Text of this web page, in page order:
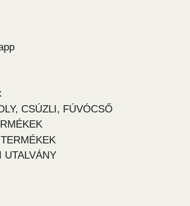
CSÚZLI, FÚVÓCSŐ
UTALVÁNY